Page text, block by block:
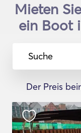
Mieten
ein Boot
Suche
Der Preis